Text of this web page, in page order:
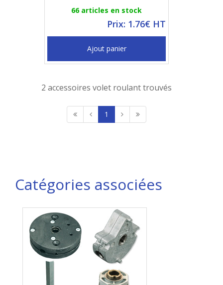
66 articles en stock
Prix: 1.76€ HT
Ajout panier
2 accessoires volet roulant trouvés
1
Catégories associées